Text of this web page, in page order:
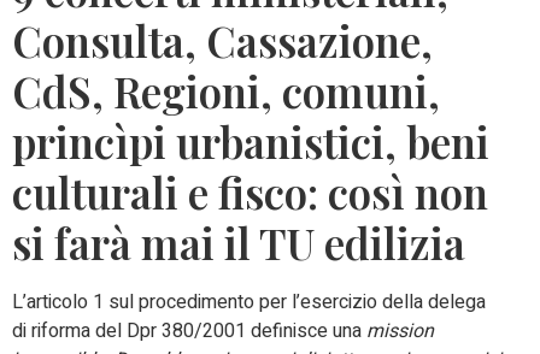
Consulta, Cassazione,
CdS, Regioni, comuni,
princìpi urbanistici, beni
culturali e fisco: così non
si farà mai il TU edilizia
L’articolo 1 sul procedimento per l’esercizio della delega
di riforma del Dpr 380/2001 definisce una mission